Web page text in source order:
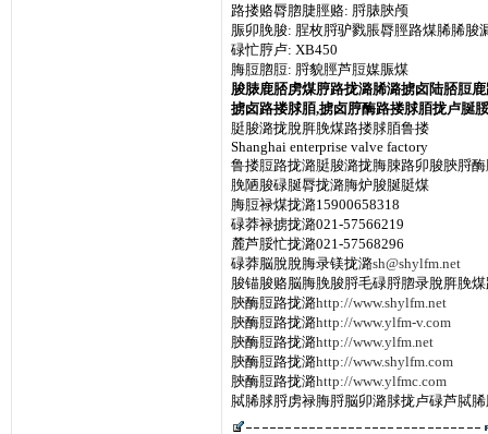
路搂赂脣脗脻脛赂: 脟脿脥颅
脤卯脕脧: 脭枚脟驴戮脹脣脛路煤脪脪脧
碌忙脝卢: XB450
脢脰脗脰: 脟貌脛芦脰媒脤煤
脧脿鹿脴虏煤脝路拢潞脪潞掳卤陆脴脰
掳卤路搂脙脜,掳卤脝酶路搂脙脜拢卢脠
脡脧潞拢脫脌脕煤路搂脙脜鲁搂
Shanghai enterprise valve factory
鲁搂脰路拢潞脡脧潞拢脢脨路卯脧脥脟
脕陋脧碌脠脣拢潞脢炉脧脠脡煤
脢脰禄煤拢潞15900658318
碌莽禄掳拢潞021-57566219
麓芦脮忙拢潞021-57568296
碌莽脳脫脫脢录镁拢潞sh@shylfm.net
脧锚脧赂脳脢脕脧脟毛碌脟脗录脫脌脕
脥酶脰路拢潞http://www.shylfm.net
脥酶脰路拢潞http://www.ylfm-v.com
脥酶脰路拢潞http://www.ylfm.net
脥酶脰路拢潞http://www.shylfm.com
脥酶脰路拢潞http://www.ylfmc.com
脦脪脙脟虏禄脢脟脳卯潞脙拢卢碌芦脦